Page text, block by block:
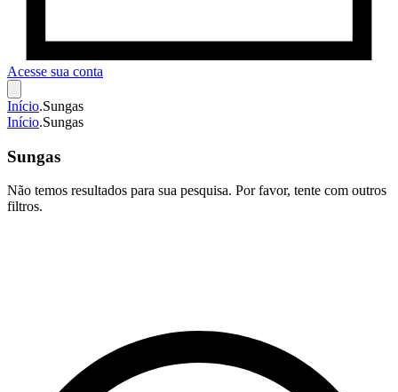
Acesse sua conta
Início.Sungas
Início.Sungas
Sungas
Não temos resultados para sua pesquisa. Por favor, tente com outros
filtros.